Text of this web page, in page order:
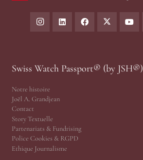
Swiss Watch Passport® (by JSH®)
Notre histoire
Joël A. Grandjean
Contact
Story Textuelle
Partenariats & Fundrising
Police Cookies & RGPD
Ethique Journalisme